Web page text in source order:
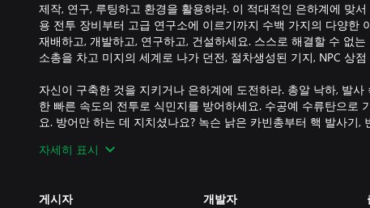
제작, 연구, 루팅하고 환경을 활용하라. 이 적대적인 은하계에 맞
용 전투 장비부터 고급 연구소에 이르기까지 수백 가지의 다양한
재배하고, 개발하고, 연구하고, 건설하세요. 스스로 해결할 수 없
소총을 차고 미지의 세계로 나가 던전, 절차생성된 기지, NPC 상
자신이 구축한 것을 지키거나 은하계에 도전하라. 총알 낙하, 발
한 빠른 속도의 전투로 식민지를 방어하세요. 수공예 수류탄으로
요. 방어만 하는 데 지치셨나요? 녹슨 낡은 카빈총부터 핵 발사기,
선택하세요. 하지만 식민지가 커질수록 침입자(그리고 질투심 많
자세히 표시
게시자 개발자